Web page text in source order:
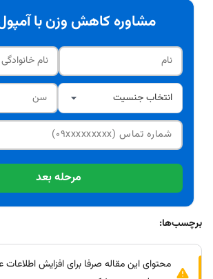
مشاوره کاهش وزن با
مرحله بعد
برچسب‌ها:
محتوای این مقاله صرفا برای افزایش